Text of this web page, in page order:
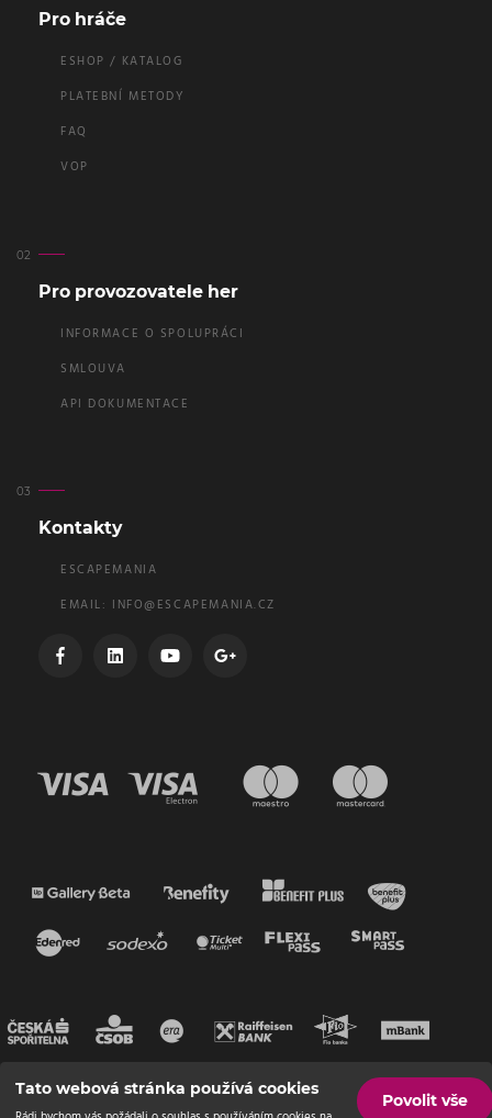
Pro hráče
ESHOP / KATALOG
PLATEBNÍ METODY
FAQ
VOP
Pro provozovatele her
INFORMACE O SPOLUPRÁCI
SMLOUVA
API DOKUMENTACE
Kontakty
ESCAPEMANIA
EMAIL: INFO@ESCAPEMANIA.CZ
Tato webová stránka používá cookies
Povolit vše